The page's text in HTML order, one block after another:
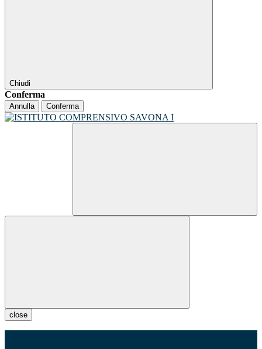
Chiudi
Conferma
Annulla Conferma
close